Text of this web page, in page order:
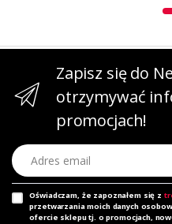
Zapisz się do
otrzymywać
promocjach!
Adres email
Oświadczam, że zapoznałem się z
przetwarzania moich danych
ofercie sklepu tj. o promocjach,